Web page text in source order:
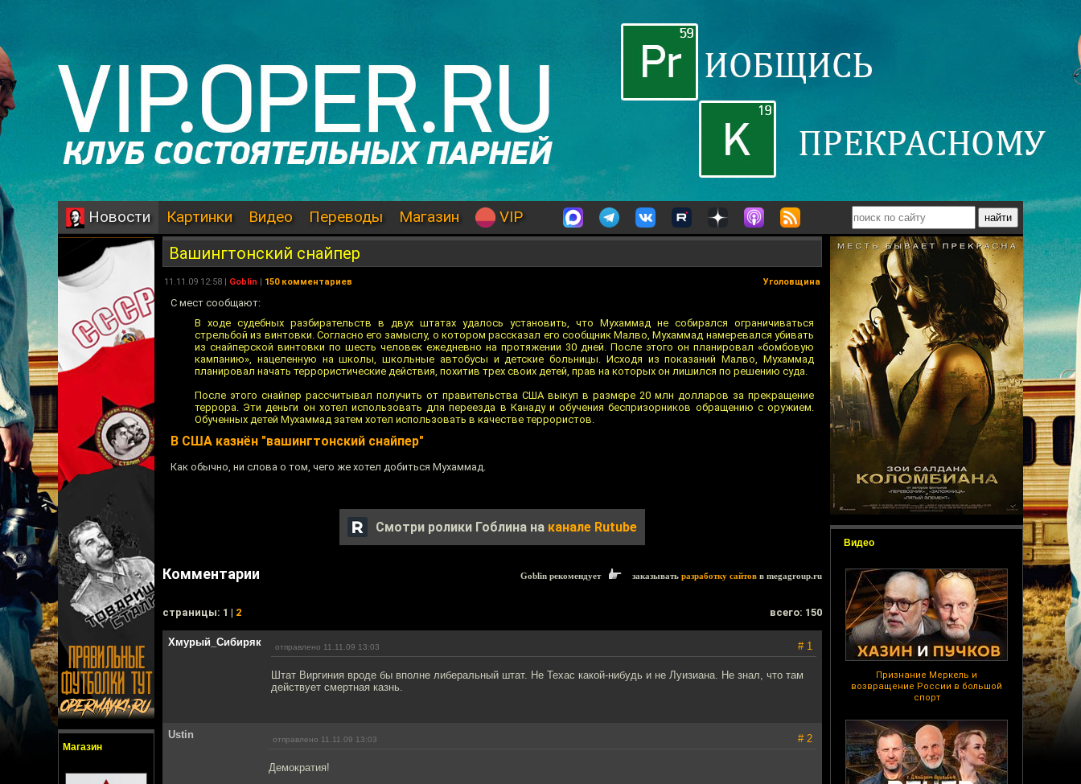
Новости Картинки Видео Переводы Магазин VIP
Магазин
Видео
Признание Меркель и
возвращение России в большой
спорт
Вашингтонский снайпер
11.11.09 12:58 | Goblin | 150 комментариев Уголовщина
С мест сообщают:
В ходе судебных разбирательств в двух штатах удалось установить, что Мухаммад не собирался ограничиваться
стрельбой из винтовки. Согласно его замыслу, о котором рассказал его сообщник Малво, Мухаммад намеревался убивать
из снайперской винтовки по шесть человек ежедневно на протяжении 30 дней. После этого он планировал «бомбовую
кампанию», нацеленную на школы, школьные автобусы и детские больницы. Исходя из показаний Малво, Мухаммад
планировал начать террористические действия, похитив трех своих детей, прав на которых он лишился по решению суда.
После этого снайпер рассчитывал получить от правительства США выкуп в размере 20 млн долларов за прекращение
террора. Эти деньги он хотел использовать для переезда в Канаду и обучения беспризорников обращению с оружием.
Обученных детей Мухаммад затем хотел использовать в качестве террористов.
В США казнён "вашингтонский снайпер"
Как обычно, ни слова о том, чего же хотел добиться Мухаммад.
Смотри ролики Гоблина на канале Rutube
Комментарии Goblin рекомендует заказывать разработку сайтов в megagroup.ru
cтраницы: 1 | 2 всего: 150
Хмурый_Сибиряк отправлено 11.11.09 13:03 # 1
Штат Виргиния вроде бы вполне либеральный штат. Не Техас какой-нибудь и не Луизиана. Не знал, что там
действует смертная казнь.
Ustin отправлено 11.11.09 13:03 # 2
Демократия!